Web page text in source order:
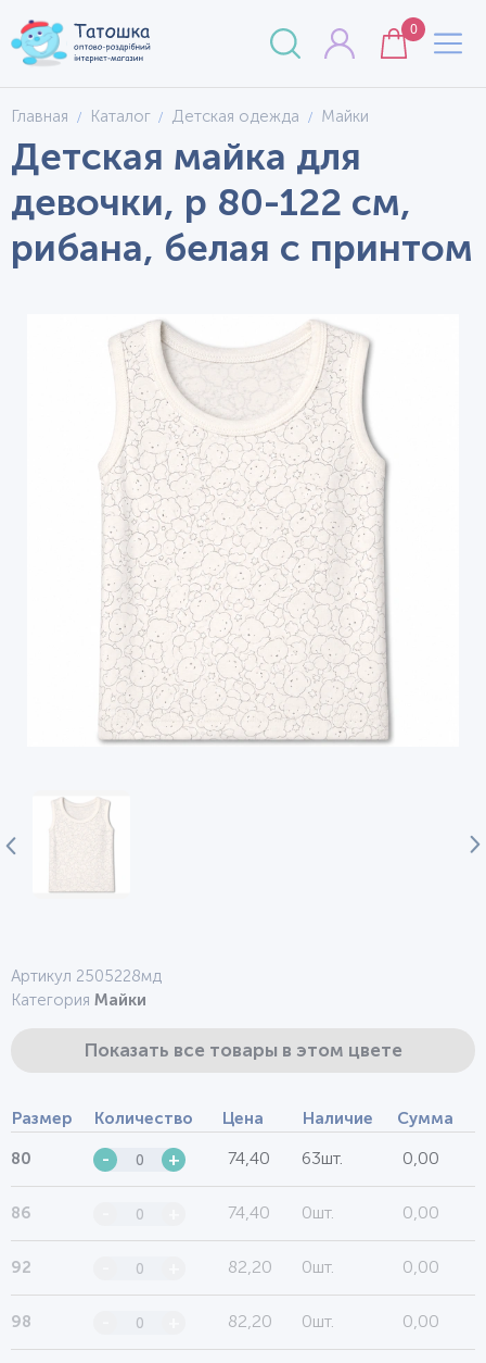
0
Главная Каталог Детская одежда Майки
Детская майка для
девочки, р 80-122 см,
рибана, белая с принтом
Артикул 2505228мд
Категория Майки
Показать все товары в этом цвете
Размер Количество Цена Наличие Сумма
80 - + 74,40 63шт. 0,00
86 74,40 0шт. 0,00
92 82,20 0шт. 0,00
98 82,20 0шт. 0,00